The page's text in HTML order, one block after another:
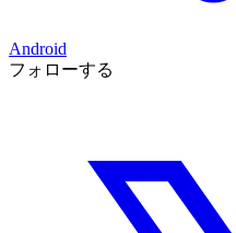
Android
フォローする